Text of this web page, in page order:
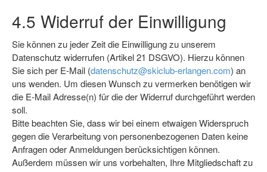
4.5 Widerruf der Einwilligung
Sie können zu jeder Zeit die Einwilligung zu unserem
Datenschutz widerrufen (Artikel 21 DSGVO). Hierzu können
Sie sich per E-Mail (datenschutz@skiclub-erlangen.com) an
uns wenden. Um diesen Wunsch zu vermerken benötigen wir
die E-Mail Adresse(n) für die der Widerruf durchgeführt werden
soll.
Bitte beachten Sie, dass wir bei einem etwaigen Widerspruch
gegen die Verarbeitung von personenbezogenen Daten keine
Anfragen oder Anmeldungen berücksichtigen können.
Außerdem müssen wir uns vorbehalten, Ihre Mitgliedschaft zu